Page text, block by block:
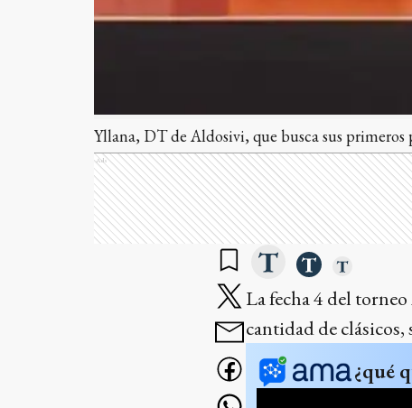
Yllana, DT de Aldosivi, que busca sus primeros
Ads
La fecha 4 del
cantidad de clásicos,
¿qué